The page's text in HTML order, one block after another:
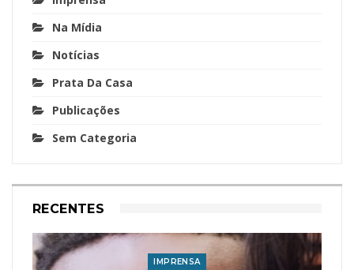
Na Mídia
Notícias
Prata Da Casa
Publicações
Sem Categoria
RECENTES
IMPRENSA